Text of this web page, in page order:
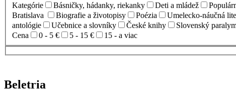
Kategórie Básničky, hádanky, riekanky Deti a mládež
Bratislava
Biografie a životopisy Poézia Umelecko-náučná
antológie
Učebnice a slovníky České knihy Slovenský
Cena
0 - 5 € 5 - 15 € 15 - a viac
Beletria